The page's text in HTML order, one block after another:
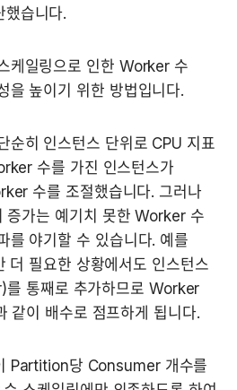
했습니다.
케일링으로 인한 Worker 수
을 높이기 위한 방법입니다.
순히 인스턴스 단위로 CPU 지표
수를 가진 인스턴스가
수를 조절했습니다. 그러나
가는 예기치 못한 Worker 수
를 야기할 수 있습니다. 예를
더 필요한 상황에서도 인스턴스
통째로 추가하므로 Worker
이 배수로 점프하게 됩니다.
Partition당 Consumer 개수를